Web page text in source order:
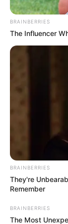
la
que sigue
BRAINBERRIES
The Influencer
BRAINBERRIES
They're
Remember
BRAINBERRIES
The Most